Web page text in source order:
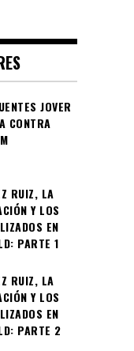
JOVER
CONTRA
RUIZ, LA
Y LOS
EN
PARTE 1
RUIZ, LA
Y LOS
EN
PARTE 2